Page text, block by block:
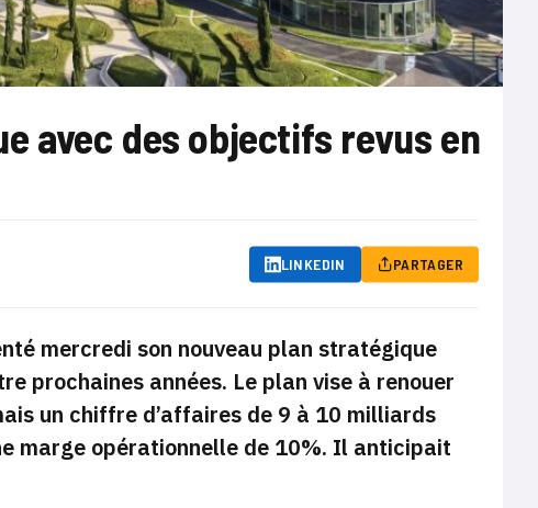
avec des objectifs revus en
LINKEDIN PARTAGER
mercredi son nouveau plan stratégique
prochaines années. Le plan vise à renouer
un chiffre d’affaires de 9 à 10 milliards
marge opérationnelle de 10%. Il anticipait